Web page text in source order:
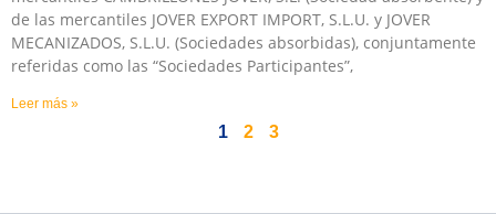
de las mercantiles JOVER EXPORT IMPORT, S.L.U. y JOVER
MECANIZADOS, S.L.U. (Sociedades absorbidas), conjuntamente
referidas como las “Sociedades Participantes”,
Leer más »
1 2 3